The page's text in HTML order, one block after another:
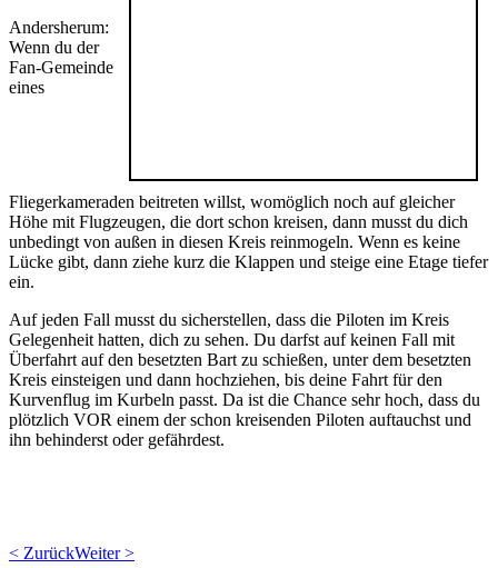
Andersherum:
Wenn du der
Fan-Gemeinde
eines
Fliegerkameraden beitreten willst, womöglich noch auf gleicher
Höhe mit Flugzeugen, die dort schon kreisen, dann musst du dich
unbedingt von außen in diesen Kreis reinmogeln. Wenn es keine
Lücke gibt, dann ziehe kurz die Klappen und steige eine Etage tiefer
ein.
Auf jeden Fall musst du sicherstellen, dass die Piloten im Kreis
Gelegenheit hatten, dich zu sehen. Du darfst auf keinen Fall mit
Überfahrt auf den besetzten Bart zu schießen, unter dem besetzten
Kreis einsteigen und dann hochziehen, bis deine Fahrt für den
Kurvenflug im Kurbeln passt. Da ist die Chance sehr hoch, dass du
plötzlich VOR einem der schon kreisenden Piloten auftauchst und
ihn behinderst oder gefährdest.
< ZurückWeiter >